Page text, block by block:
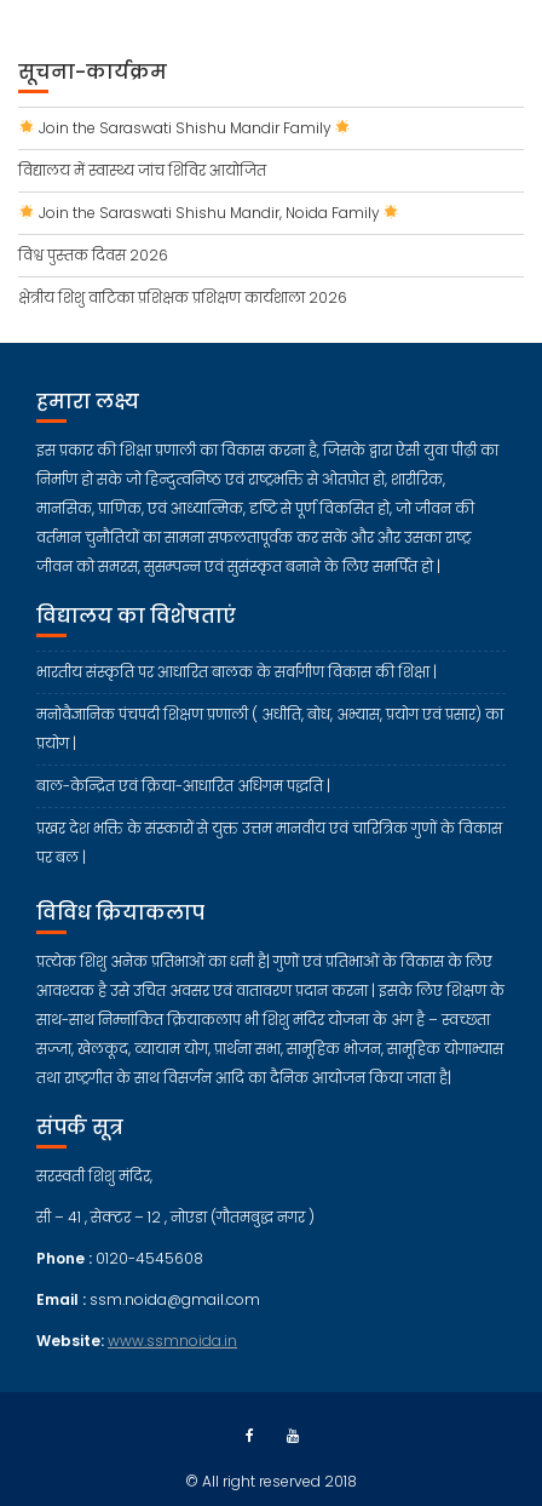
सूचना-कार्यक्रम
Join the Saraswati Shishu Mandir Family
विद्यालय में स्वास्थ्य जांच शिविर आयोजित
Join the Saraswati Shishu Mandir, Noida Family
विश्व पुस्तक दिवस 2026
क्षेत्रीय शिशु वाटिका प्रशिक्षक प्रशिक्षण कार्यशाला 2026
हमारा लक्ष्य
इस प्रकार की शिक्षा प्रणाली का विकास करना है, जिसके द्वारा ऐसी युवा पीढ़ी का
निर्माण हो सके जो हिन्दुत्वनिष्ठ एवं राष्ट्रभक्ति से ओतप्रोत हो, शारीरिक,
मानसिक, प्राणिक, एवं आध्यात्मिक, दृष्टि से पूर्ण विकसित हो, जो जीवन की
वर्तमान चुनौतियों का सामना सफलतापूर्वक कर सकें और और उसका राष्ट्र
जीवन को समरस, सुसम्पन्न एवं सुसंस्कृत बनाने के लिए समर्पित हो |
विद्यालय का विशेषताएं
भारतीय संस्कृति पर आधारित बालक के सर्वांगीण विकास की शिक्षा |
मनोवैज्ञानिक पंचपदी शिक्षण प्रणाली ( अधीति, बोध, अभ्यास, प्रयोग एवं प्रसार) का
प्रयोग |
बाल-केन्द्रित एवं क्रिया-आधारित अधिगम पद्धति |
प्रखर देश भक्ति के संस्कारों से युक्त उत्तम मानवीय एवं चारित्रिक गुणों के विकास
पर बल |
विविध क्रियाकलाप
प्रत्येक शिशु अनेक प्रतिभाओं का धनी है| गुणों एवं प्रतिभाओं के विकास के लिए
आवश्यक है उसे उचित अवसर एवं वातावरण प्रदान करना | इसके लिए शिक्षण के
साथ-साथ निम्नांकित क्रियाकलाप भी शिशु मंदिर योजना के अंग है – स्वच्छता
सज्जा, खेलकूद, व्यायाम योग, प्रार्थना सभा, सामूहिक भोजन, सामूहिक योगाभ्यास
तथा राष्ट्रगीत के साथ विसर्जन आदि का दैनिक आयोजन किया जाता है|
संपर्क सूत्र
सरस्वती शिशु मंदिर,
सी – 41 , सेक्टर – 12 , नोएडा (गौतमबुद्ध नगर )
Phone : 0120-4545608
Email : ssm.noida@gmail.com
Website:www.ssmnoida.in
© All right reserved 2018